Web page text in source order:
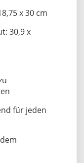
x 30 cm
30,9 x
für jeden